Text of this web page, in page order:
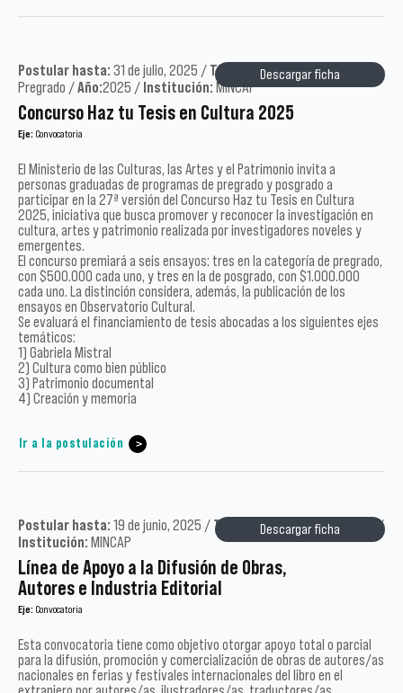
Descargar ficha
Postular hasta: 31 de julio, 2025 / Tipo:
Académicos, Postgrado,
Pregrado /Año:2025 / Institución: MINCAP
Concurso Haz tu Tesis en Cultura 2025
Eje: Convocatoria
El Ministerio de las Culturas, las Artes y el Patrimonio invita a
personas graduadas de programas de pregrado y posgrado a
participar en la 27ª versión del Concurso Haz tu Tesis en Cultura
2025, iniciativa que busca promover y reconocer la investigación en
cultura, artes y patrimonio realizada por investigadores noveles y
emergentes.
El concurso premiará a seis ensayos: tres en la categoría de pregrado,
con $500.000 cada uno, y tres en la de posgrado, con $1.000.000
cada uno. La distinción considera, además, la publicación de los
ensayos en Observatorio Cultural.
Se evaluará el financiamiento de tesis abocadas a los siguientes ejes
temáticos:
1) Gabriela Mistral
2) Cultura como bien público
3) Patrimonio documental
4) Creación y memoria
Ir a la postulación
Descargar ficha
Postular hasta: 19 de junio, 2025 / Tipo: Académicos /Año:
2025 /
Institución: MINCAP
Línea de Apoyo a la Difusión de Obras,
Autores e Industria Editorial
Eje: Convocatoria
Esta convocatoria tiene como objetivo otorgar apoyo total o parcial
para la difusión, promoción y comercialización de obras de autores/as
nacionales en ferias y festivales internacionales del libro en el